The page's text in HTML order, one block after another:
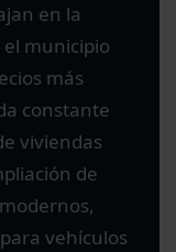
en la
municipio
más
constante
viviendas
de
vehículos